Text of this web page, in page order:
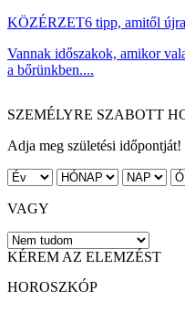
KÖZÉRZET6 tipp, amitől
Vannak időszakok, amikor
a bőrünkben....
SZEMÉLYRE SZABOTT
Adja meg születési időpontját!
VAGY
KÉREM AZ ELEMZÉST
HOROSZKÓP